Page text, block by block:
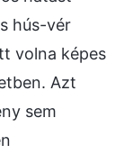
hús-vér
volna képes
Azt
sem